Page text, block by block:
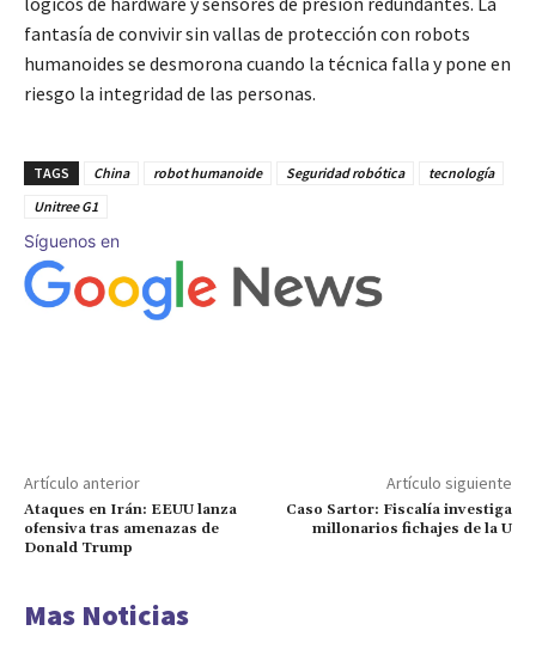
fantasía de convivir sin vallas de protección con robots
humanoides se desmorona cuando la técnica falla y pone en
riesgo la integridad de las personas.
TAGS China robot humanoide Seguridad robótica
tecnología
Unitree G1
Síguenos en
Artículo anterior
Ataques en Irán: EEUU lanza
ofensiva tras amenazas de
Donald Trump
Artículo siguiente
Caso Sartor: Fiscalía investiga
millonarios fichajes de la U
Mas Noticias